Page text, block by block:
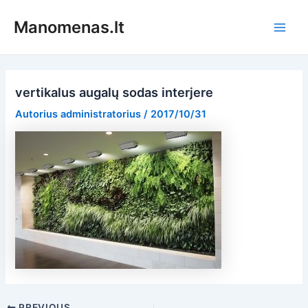
prieManomenas.lt
vertikalus augalų sodas interjere
Autorius administratorius/ 2017/10/31